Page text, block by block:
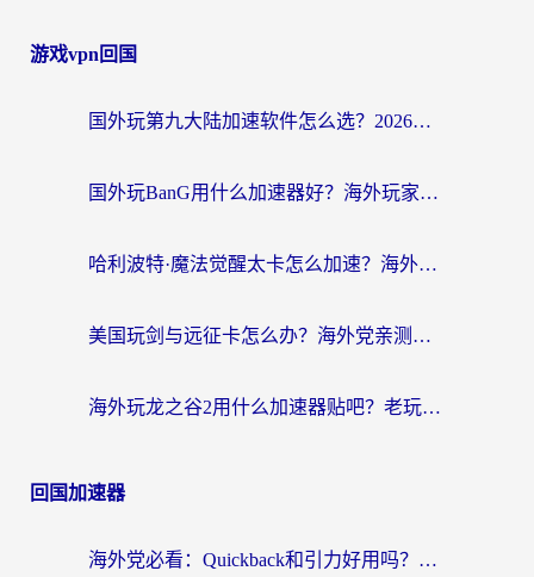
游戏vpn回国
国外玩第九大陆加速软件怎么选？2026终极指南帮你告别延迟卡顿
国外玩BanG用什么加速器好？海外玩家亲测的国服游戏加速终极方案
哈利波特·魔法觉醒太卡怎么加速？海外党亲测有效的国服游戏加速指南
美国玩剑与远征卡怎么办？海外党亲测有效的国服游戏加速指南
海外玩龙之谷2用什么加速器贴吧？老玩家实测推荐，附新加坡猎魂觉醒国外剑与远征加速攻略
回国加速器
海外党必看：Quickback和引力好用吗？3分钟搞懂回国加速器怎么选